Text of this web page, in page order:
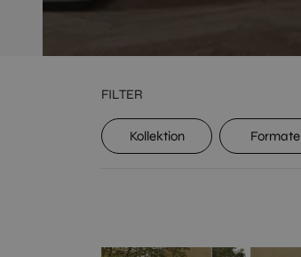
FILTER
Kollektion Formate